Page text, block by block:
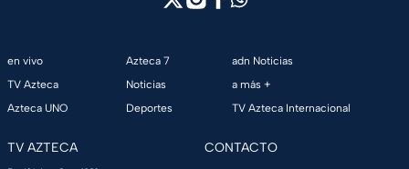
en vivo
TV Azteca
Azteca UNO
Azteca 7
Noticias
Deportes
adn Noticias
a más +
TV Azteca Internacional
TV AZTECA CONTACTO